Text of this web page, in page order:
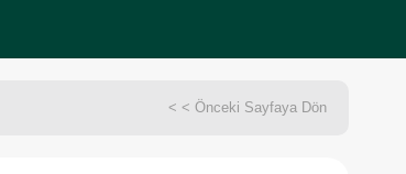
< < Önceki Sayfaya Dön